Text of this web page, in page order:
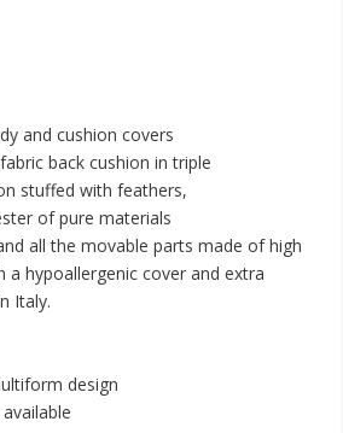
and cushion covers
back cushion in triple
stuffed with feathers,
of pure materials
all the movable parts made of high
a hypoallergenic cover and extra
Italy.
design